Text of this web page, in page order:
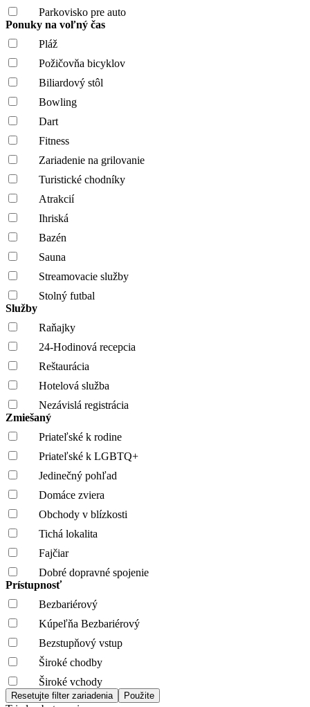
Parkovisko pre auto
Ponuky na voľný čas
Pláž
Požičovňa bicyklov
Biliardový stôl
Bowling
Dart
Fitness
Zariadenie na grilovanie
Turistické chodníky
Atrakcií
Ihriská
Bazén
Sauna
Streamovacie služby
Stolný futbal
Služby
Raňajky
24-Hodinová recepcia
Reštaurácia
Hotelová služba
Nezávislá registrácia
Zmiešaný
Priateľské k rodine
Priateľské k LGBTQ+
Jedinečný pohľad
Domáce zviera
Obchody v blízkosti
Tichá lokalita
Fajčiar
Dobré dopravné spojenie
Prístupnosť
Bezbariérový
Kúpeľňa Bezbariérový
Bezstupňový vstup
Široké chodby
Široké vchody